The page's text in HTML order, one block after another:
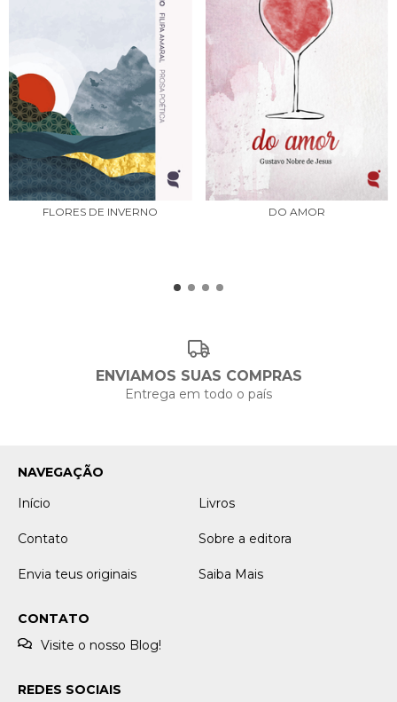
FLORES DE INVERNO DO AMOR
ENVIAMOS SUAS COMPRAS
Entrega em todo o país
NAVEGAÇÃO
Início
Livros
Contato Sobre a editora
Envia teus originais Saiba Mais
CONTATO
Visite o nosso Blog!
REDES SOCIAIS